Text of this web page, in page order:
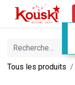
Tous les produits